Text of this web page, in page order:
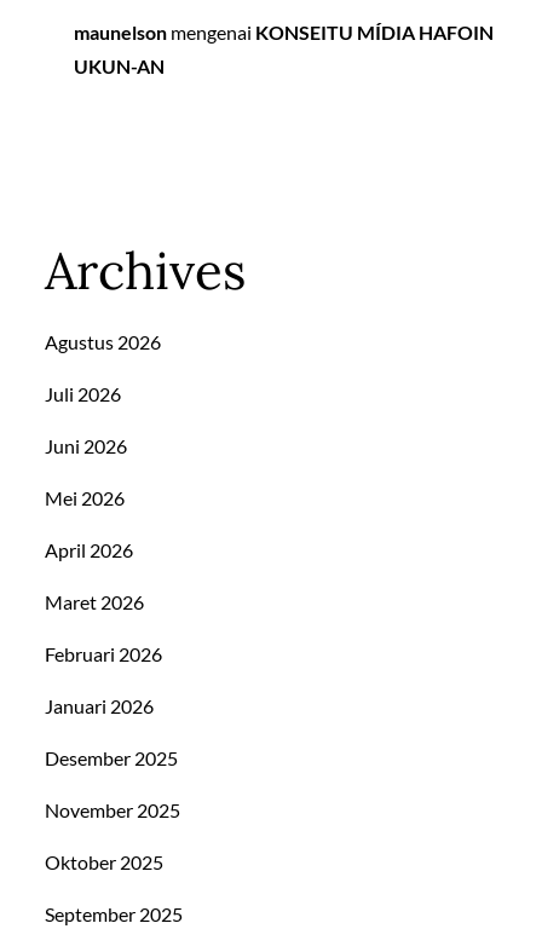
maunelson mengenai KONSEITU MÍDIA HAFOIN
UKUN-AN
Archives
Agustus 2026
Juli 2026
Juni 2026
Mei 2026
April 2026
Maret 2026
Februari 2026
Januari 2026
Desember 2025
November 2025
Oktober 2025
September 2025